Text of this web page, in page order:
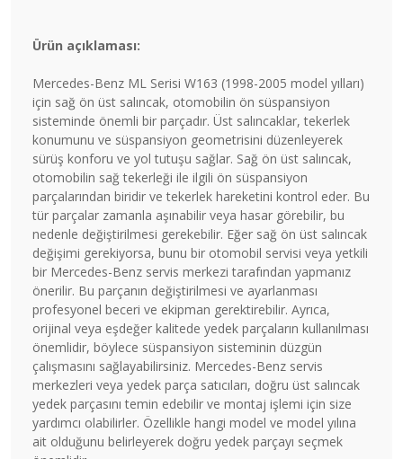
Ürün açıklaması:
Mercedes-Benz ML Serisi W163 (1998-2005 model yılları)
için sağ ön üst salıncak, otomobilin ön süspansiyon
sisteminde önemli bir parçadır. Üst salıncaklar, tekerlek
konumunu ve süspansiyon geometrisini düzenleyerek
sürüş konforu ve yol tutuşu sağlar. Sağ ön üst salıncak,
otomobilin sağ tekerleği ile ilgili ön süspansiyon
parçalarından biridir ve tekerlek hareketini kontrol eder. Bu
tür parçalar zamanla aşınabilir veya hasar görebilir, bu
nedenle değiştirilmesi gerekebilir. Eğer sağ ön üst salıncak
değişimi gerekiyorsa, bunu bir otomobil servisi veya yetkili
bir Mercedes-Benz servis merkezi tarafından yapmanız
önerilir. Bu parçanın değiştirilmesi ve ayarlanması
profesyonel beceri ve ekipman gerektirebilir. Ayrıca,
orijinal veya eşdeğer kalitede yedek parçaların kullanılması
önemlidir, böylece süspansiyon sisteminin düzgün
çalışmasını sağlayabilirsiniz. Mercedes-Benz servis
merkezleri veya yedek parça satıcıları, doğru üst salıncak
yedek parçasını temin edebilir ve montaj işlemi için size
yardımcı olabilirler. Özellikle hangi model ve model yılına
ait olduğunu belirleyerek doğru yedek parçayı seçmek